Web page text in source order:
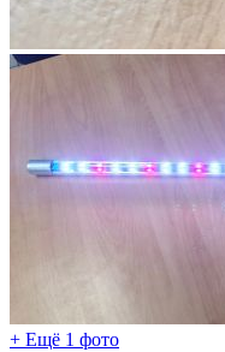
+ Ещё 1 фото